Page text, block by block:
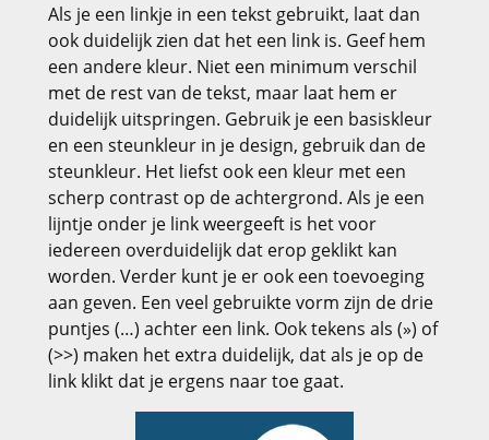
Als je een linkje in een tekst gebruikt, laat dan
ook duidelijk zien dat het een link is. Geef hem
een andere kleur. Niet een minimum verschil
met de rest van de tekst, maar laat hem er
duidelijk uitspringen. Gebruik je een basiskleur
en een steunkleur in je design, gebruik dan de
steunkleur. Het liefst ook een kleur met een
scherp contrast op de achtergrond. Als je een
lijntje onder je link weergeeft is het voor
iedereen overduidelijk dat erop geklikt kan
worden. Verder kunt je er ook een toevoeging
aan geven. Een veel gebruikte vorm zijn de drie
puntjes (…) achter een link. Ook tekens als (») of
(>>) maken het extra duidelijk, dat als je op de
link klikt dat je ergens naar toe gaat.